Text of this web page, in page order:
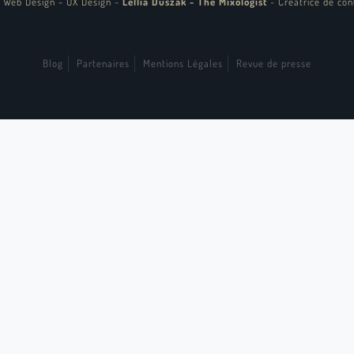
Blog Partenaires Mentions Légales Revue de presse